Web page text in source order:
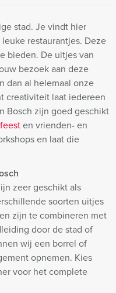
stad. Je vindt hier
restaurantjes. Deze
bieden. De uitjes van
bezoek aan deze
dan al helemaal onze
creativiteit laat iedereen
Bosch zijn goed geschikt
en vrienden- en
en laat die
zeer geschikt als
soorten uitjes
zijn te combineren met
door de stad of
wij een borrel of
opnemen. Kies
voor het complete